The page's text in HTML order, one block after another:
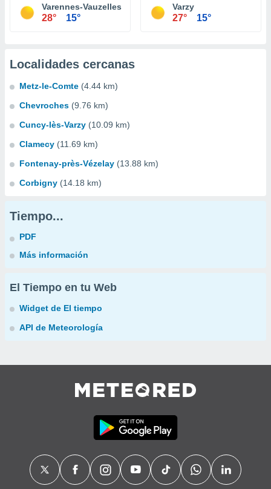
Varennes-Vauzelles
28° 15°
Varzy
27° 15°
Localidades cercanas
Metz-le-Comte (4.44 km)
Chevroches (9.76 km)
Cuncy-lès-Varzy (10.09 km)
Clamecy (11.69 km)
Fontenay-près-Vézelay (13.88 km)
Corbigny (14.18 km)
Tiempo...
PDF
Más información
El Tiempo en tu Web
Widget de El tiempo
API de Meteorología